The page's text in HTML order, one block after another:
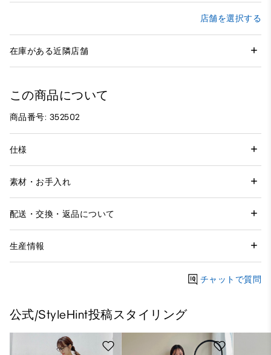
店舗を選択する
在庫がある近隣店舗
この商品について
商品番号: 352502
仕様
素材・お手入れ
配送・交換・返品について
生産情報
チャットで質問
公式/StyleHint投稿スタイリング